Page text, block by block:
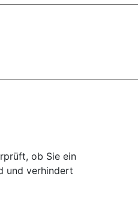
ob Sie ein
und verhindert